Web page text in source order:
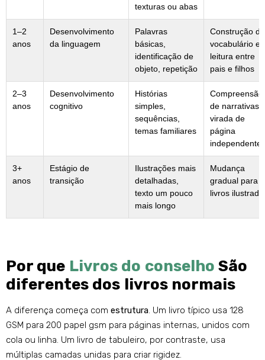
texturas ou abas
1–2
anos
Desenvolvimento
da linguagem
Palavras
básicas,
identificação de
objeto, repetição
Construção de
vocabulário e
leitura entre
pais e filhos
2–3
anos
Desenvolvimento
cognitivo
Histórias
simples,
sequências,
temas familiares
Compreensão
de narrativas
virada de
página
independente
3+
anos
Estágio de
transição
Ilustrações mais
detalhadas,
texto um pouco
mais longo
Mudança
gradual para
livros
Por que Livros do conselho São
diferentes dos livros normais
A diferença começa com estrutura. Um livro típico usa 128
GSM para 200 papel gsm para páginas internas, unidos com
cola ou linha. Um livro de tabuleiro, por contraste, usa
múltiplas camadas unidas para criar rigidez.